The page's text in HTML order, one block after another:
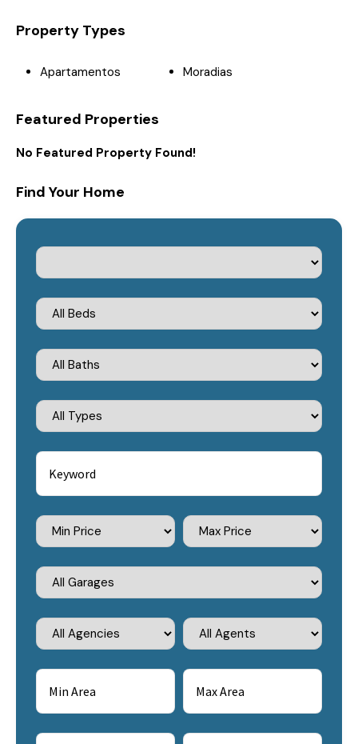
Property Types
Apartamentos Moradias
Featured Properties
No Featured Property Found!
Find Your Home